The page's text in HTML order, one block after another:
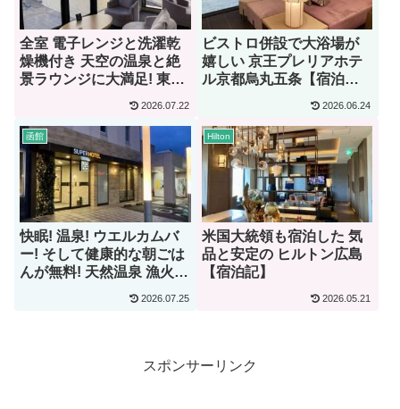
全室 電子レンジと洗濯乾
燥機付き 天空の温泉と絶
景ラウンジに大満足! 東急
2026.07.22
ビストロ併設で大浴場が
嬉しい 京王プレリアホテ
ル京都烏丸五条【宿泊
2026.06.24
函館
快眠! 温泉! ウエルカムバ
ー! そして健康的な朝ごは
んが無料! 天然温泉 漁火の
2026.07.25
Hilton
米国大統領も宿泊した 気
品と安定の ヒルトン広島
【宿泊記】
2026.05.21
スポンサーリンク